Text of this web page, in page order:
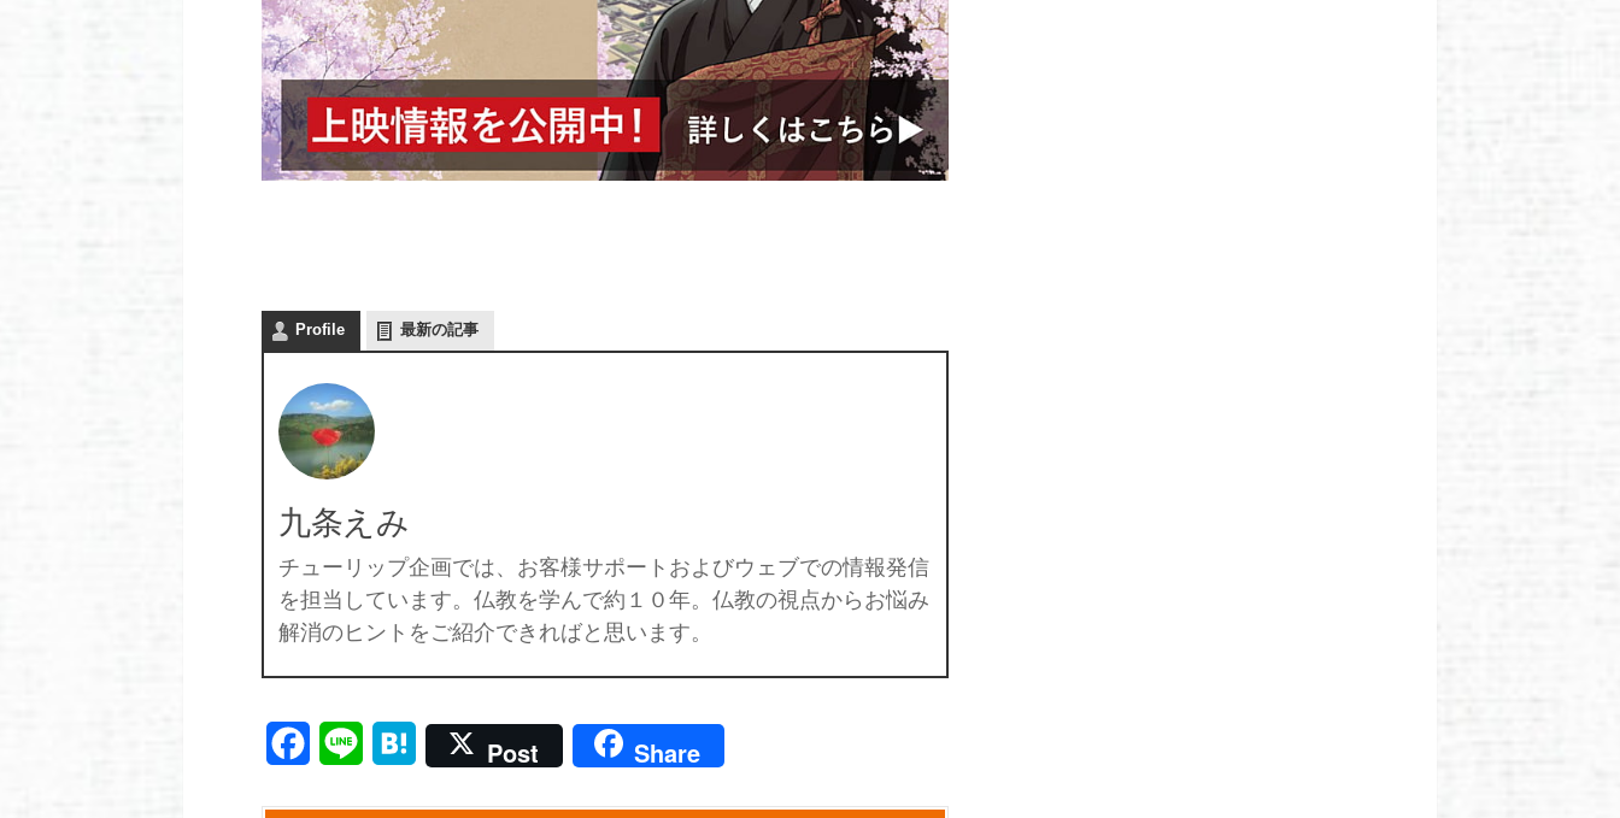
Profile 最新の記事
九条えみ
チューリップ企画では、お客様サポートおよびウェブでの情報発信
を担当しています。仏教を学んで約１０年。仏教の視点からお悩み
解消のヒントをご紹介できればと思います。
Facebook
Line Hatena
Post Share